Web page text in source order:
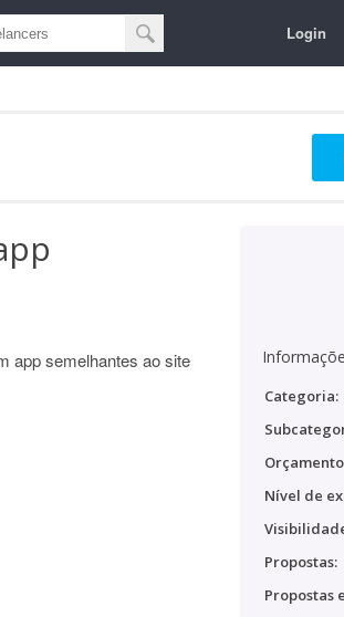
Login
app semelhantes ao site
Categoria:
Nível de
Propostas:
Propostas